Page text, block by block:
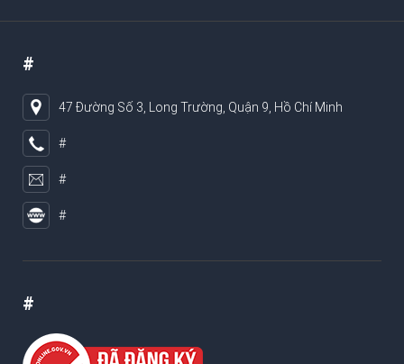
#
47 Đường Số 3, Long Trường, Quận 9, Hồ Chí Minh
#
#
#
#